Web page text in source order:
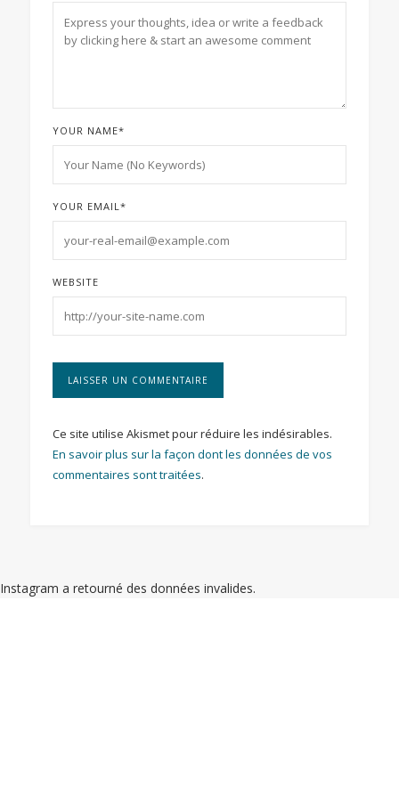
YOUR NAME*
YOUR EMAIL*
WEBSITE
Ce site utilise Akismet pour réduire les indésirables.
En savoir plus sur la façon dont les données de vos
commentaires sont traitées.
Instagram a retourné des données invalides.